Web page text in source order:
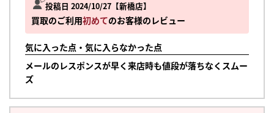
投稿日 2024/10/27 新橋店
買取のご利用初めてのお客様のレビュー
気に入った点・気に入らなかった点
メールのレスポンスが早く来店時も値段が落ちなくスムー
ズ